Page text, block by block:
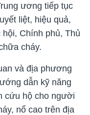
ương tiếp tục
liệt, hiệu quả,
Chính phủ, Thủ
cháy.
và địa phương
dẫn kỹ năng
cứu hộ cho người
nổ cao trên địa